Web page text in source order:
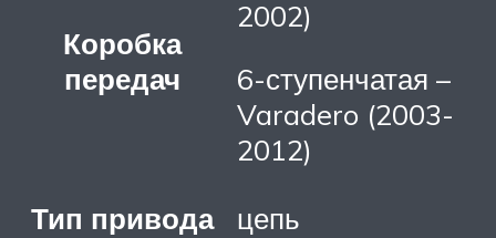
Коробка
передач
2002)
6-ступенчатая –
Varadero (2003-
2012)
Тип привода
цепь